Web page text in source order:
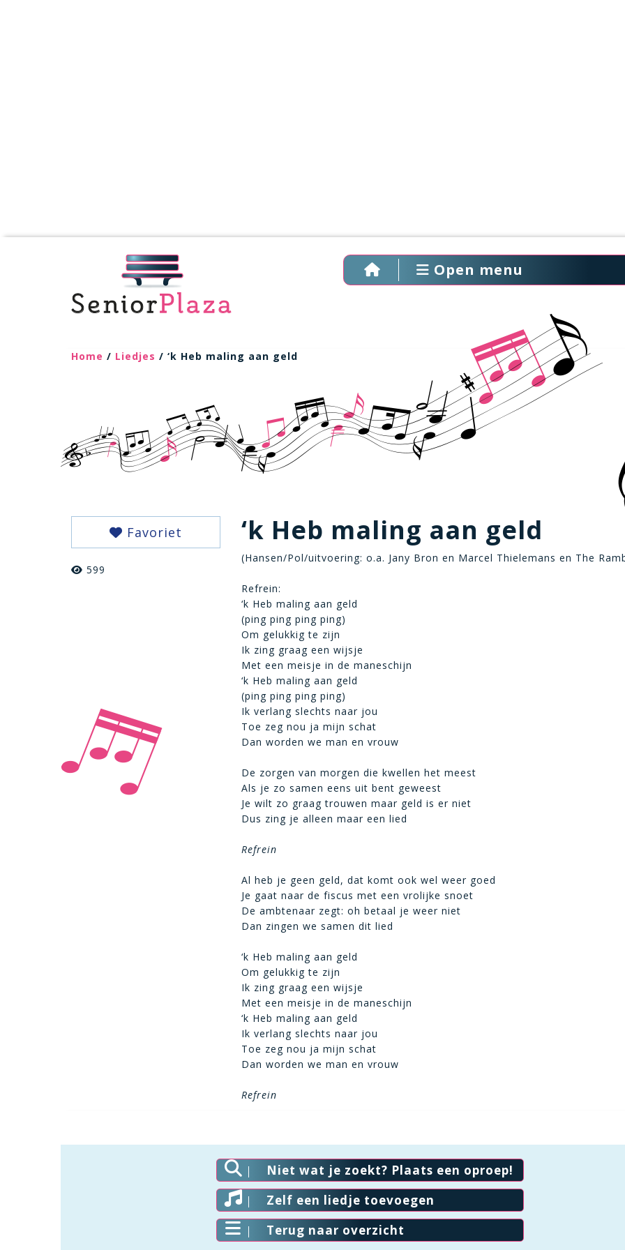
Open menu
Home / Liedjes / ‘k Heb maling aan geld
Favoriet
599
‘k Heb maling aan geld
(Hansen/Pol/uitvoering: o.a. Jany Bron en Marcel Thielemans en The
Refrein:
‘k Heb maling aan geld
(ping ping ping ping)
Om gelukkig te zijn
Ik zing graag een wijsje
Met een meisje in de maneschijn
‘k Heb maling aan geld
(ping ping ping ping)
Ik verlang slechts naar jou
Toe zeg nou ja mijn schat
Dan worden we man en vrouw
De zorgen van morgen die kwellen het meest
Als je zo samen eens uit bent geweest
Je wilt zo graag trouwen maar geld is er niet
Dus zing je alleen maar een lied
Refrein
Al heb je geen geld, dat komt ook wel weer goed
Je gaat naar de fiscus met een vrolijke snoet
De ambtenaar zegt: oh betaal je weer niet
Dan zingen we samen dit lied
‘k Heb maling aan geld
Om gelukkig te zijn
Ik zing graag een wijsje
Met een meisje in de maneschijn
‘k Heb maling aan geld
Ik verlang slechts naar jou
Toe zeg nou ja mijn schat
Dan worden we man en vrouw
Refrein
Niet wat je zoekt? Plaats een oproep!
Zelf een liedje toevoegen
Terug naar overzicht